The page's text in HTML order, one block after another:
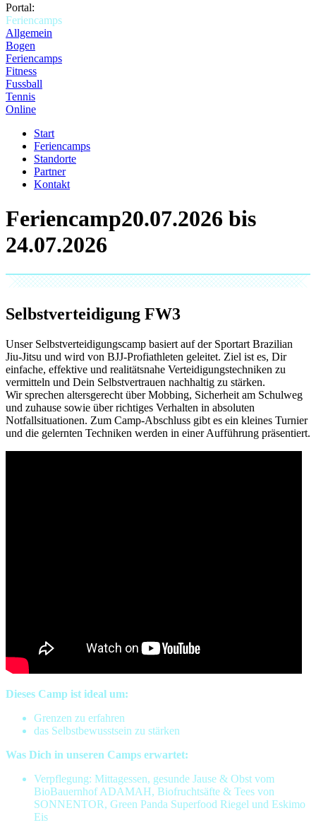
Portal:
Feriencamps
Allgemein
Bogen
Feriencamps
Fitness
Fussball
Tennis
Online
Start
Feriencamps
Standorte
Partner
Kontakt
Feriencamp
Selbstverteidigung FW3
Unser Selbstverteidigungscamp basiert auf der Sportart Brazilian
Jiu-Jitsu und wird von BJJ-Profiathleten geleitet. Ziel ist es, Dir
einfache, effektive und realitätsnahe Verteidigungstechniken zu
vermitteln und Dein Selbstvertrauen nachhaltig zu stärken.
Wir sprechen altersgerecht über Mobbing, Sicherheit am Schulweg
und zuhause sowie über richtiges Verhalten in absoluten
Notfallsituationen. Zum Camp-Abschluss gibt es ein kleines Turnier
und die gelernten Techniken werden in einer Aufführung präsentiert.
Dieses Camp ist ideal um:
Grenzen zu erfahren
das Selbstbewusstsein zu stärken
Was Dich in unseren Camps erwartet:
Verpflegung: Mittagessen, gesunde Jause & Obst vom
BioBauernhof ADAMAH, Biofruchtsäfte & Tees von
SONNENTOR, Green Panda Superfood Riegel und Eskimo
Eis